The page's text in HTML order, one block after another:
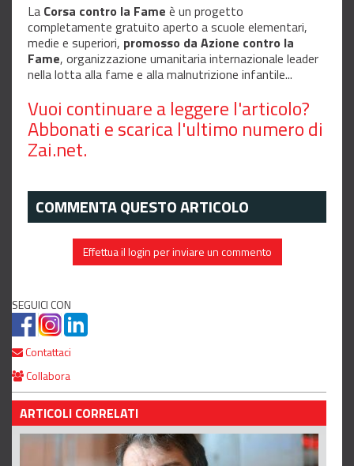
La Corsa contro la Fame è un progetto
completamente gratuito aperto a scuole elementari,
medie e superiori, promosso da Azione contro la
Fame, organizzazione umanitaria internazionale leader
nella lotta alla fame e alla malnutrizione infantile...
Vuoi continuare a leggere l'articolo?
Abbonati e scarical'ultimo numero di
Zai.net.
COMMENTA QUESTO ARTICOLO
Effettua il login per inviare un commento
SEGUICI CON
Contattaci
Collabora
ARTICOLI CORRELATI